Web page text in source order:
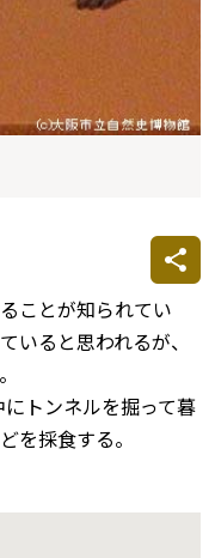
ことが知られてい
いると思われるが、
トンネルを掘って暮
を採食する。